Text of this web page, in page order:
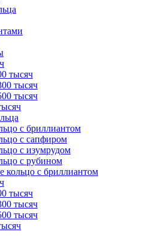
тысяч
тысяч
тысяч
с бриллиантом
с сапфиром
с изумрудом
с рубином
кольцо с бриллиантом
тысяч
тысяч
тысяч